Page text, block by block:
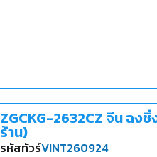
ZGCKG-2632CZ จีน ฉง
ร้าน)
รหัสทัวร์VINT260924